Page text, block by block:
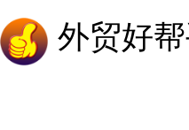
外贸好